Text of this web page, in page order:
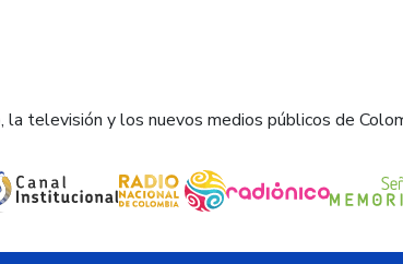
la televisión y los nuevos medios públicos de